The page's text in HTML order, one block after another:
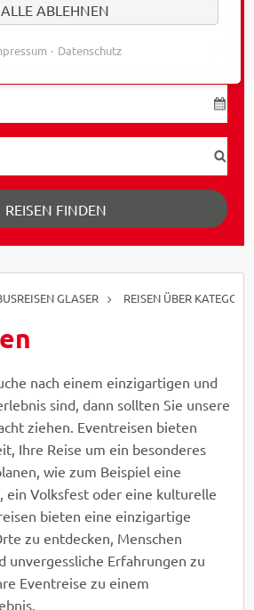
REISEN FINDEN
GLASER REISEN ÜBER
nach einem einzigartigen und
sind, dann sollten Sie unsere
ziehen. Eventreisen bieten
Ihre Reise um ein besonderes
wie zum Beispiel eine
ein Volksfest oder eine kulturelle
bieten eine einzigartige
zu entdecken, Menschen
unvergessliche Erfahrungen zu
Eventreise zu einem
ALLE ABLEHNEN
Datenschutz